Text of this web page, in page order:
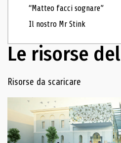
“Matteo facci sognare”
Il nostro Mr Stink
Le risorse
Navigazione delle risorse
Risorse da scaricare